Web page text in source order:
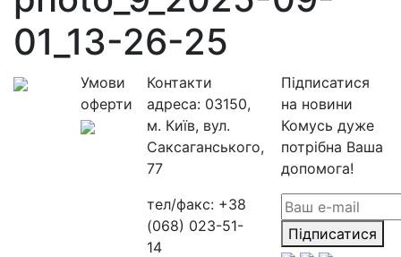
01_13-26-25
Умови
оферти
Контакти
адреса: 03150,
м. Київ, вул.
Саксаганського,
77
тел/факс: +38
(068) 023-51-
14
Підписатися
на новини
Комусь дуже
потрібна Ваша
допомога!
Підписатися